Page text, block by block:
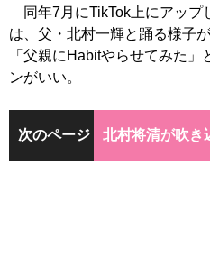
同年7月にTikTok上にアップ
は、父・北村一輝と踊る様子
「父親にHabitやらせてみた」
ンがいい。
次のページ 北村将清が吹き